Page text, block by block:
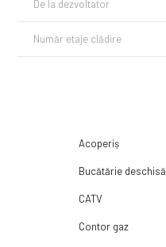
Lasa procesul de achizitie
financiar-bancara si
De la dezvoltator
Număr etaje clădire
Acoperiș
Bucătărie deschisă
CATV
Contor gaz